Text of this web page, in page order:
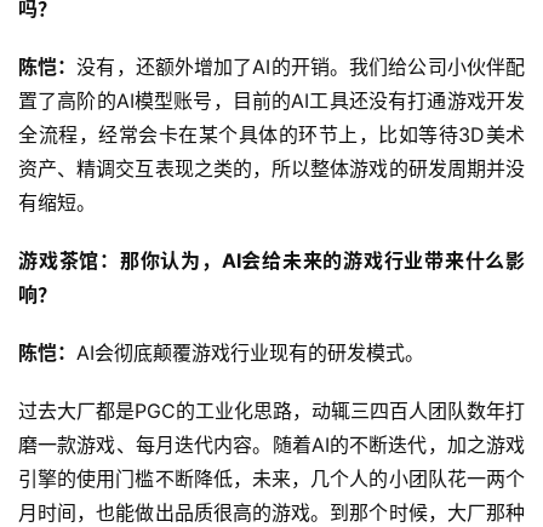
吗？
陈恺：没有，还额外增加了AI的开销。我们给公司小伙伴配
置了高阶的AI模型账号，目前的AI工具还没有打通游戏开发
全流程，经常会卡在某个具体的环节上，比如等待3D美术
资产、精调交互表现之类的，所以整体游戏的研发周期并没
有缩短。
游戏茶馆：那你认为，AI会给未来的游戏行业带来什么影
响？
陈恺： AI会彻底颠覆游戏行业现有的研发模式。
过去大厂都是PGC的工业化思路，动辄三四百人团队数年打
磨一款游戏、每月迭代内容。随着AI的不断迭代，加之游戏
引擎的使用门槛不断降低，未来，几个人的小团队花一两个
月时间，也能做出品质很高的游戏。到那个时候，大厂那种